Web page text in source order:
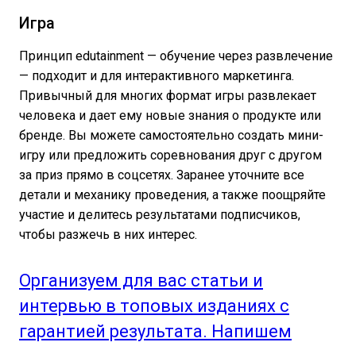
Игра
Принцип edutainment — обучение через развлечение
— подходит и для интерактивного маркетинга.
Привычный для многих формат игры развлекает
человека и дает ему новые знания о продукте или
бренде. Вы можете самостоятельно создать мини-
игру или предложить соревнования друг с другом
за приз прямо в соцсетях. Заранее уточните все
детали и механику проведения, а также поощряйте
участие и делитесь результатами подписчиков,
чтобы разжечь в них интерес.
Организуем для вас статьи и
интервью в топовых изданиях с
гарантией результата. Напишем